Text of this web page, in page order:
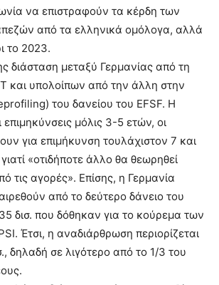
να επιστραφούν τα κέρδη των
από τα ελληνικά ομόλογα, αλλά
το 2023.
διάσταση μεταξύ Γερμανίας από τη
και υπολοίπων από την άλλη στην
του δανείου του EFSF. Η
επιμηκύνσεις μόλις 3-5 ετών, οι
για επιμήκυνση τουλάχιστον 7 και
«οτιδήποτε άλλο θα θεωρηθεί
τις αγορές». Επίσης, η Γερμανία
από το δεύτερο δάνειο του
δισ. που δόθηκαν για το κούρεμα των
Έτσι, η αναδιάρθρωση περιορίζεται
δηλαδή σε λιγότερο από το 1/3 του